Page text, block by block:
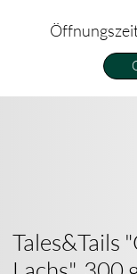
Tales&Tails